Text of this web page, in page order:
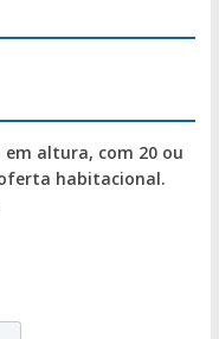
altura, com 20 ou
habitacional.